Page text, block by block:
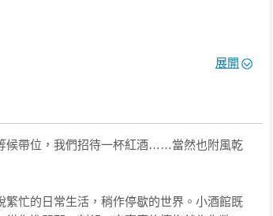
燈影渲染，無時不刻令人迷醉。
的美食探索之旅，亦或沉浸於悠揚樂曲聲摻雜
展開
候帶位，我們招待一杯紅酒……當然也附風乾
忙的日常生活，稍作停歇的世界。小酒館既